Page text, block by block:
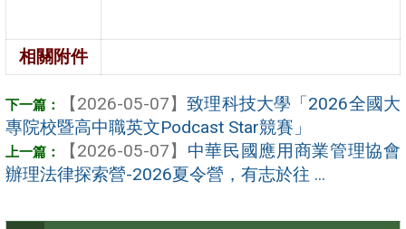
相關附件
【2026-05-07】 致理科技大學「2026全國大
專院校暨高中職英文Podcast Star競賽」
【2026-05-07】 中華民國應用商業管理協會
辦理法律探索營-2026夏令營，有志於往 ...